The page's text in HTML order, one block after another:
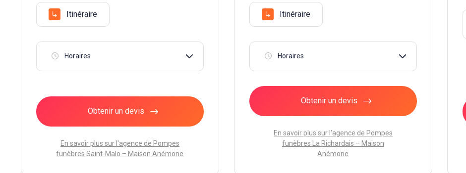
Itinéraire
Horaires
Obtenir un devis
En savoir plus sur l'agence de Pompes
funèbres Saint-Malo – Maison Anémone
Itinéraire
Horaires
Obtenir un devis
En savoir plus sur l'agence de Pompes
funèbres La Richardais – Maison
Anémone